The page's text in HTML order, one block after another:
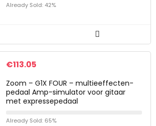
Already Sold: 42%
€113.05
Zoom – G1X FOUR – multieeffecten-
pedaal Amp-simulator voor gitaar
met expressepedaal
Already Sold: 65%